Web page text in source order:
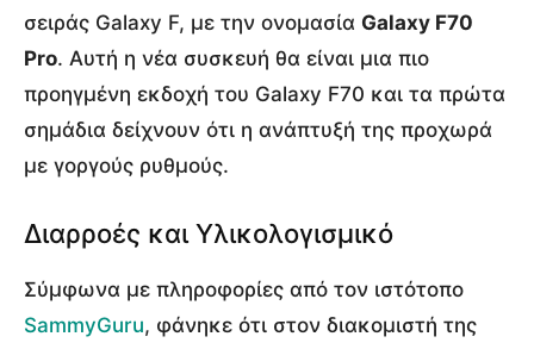
σειράς Galaxy F, με την ονομασία Galaxy F70
Pro. Αυτή η νέα συσκευή θα είναι μια πιο
προηγμένη εκδοχή του Galaxy F70 και τα πρώτα
σημάδια δείχνουν ότι η ανάπτυξή της προχωρά
με γοργούς ρυθμούς.
Διαρροές και Υλικολογισμικό
Σύμφωνα με πληροφορίες από τον ιστότοπο
SammyGuru, φάνηκε ότι στον διακομιστή της